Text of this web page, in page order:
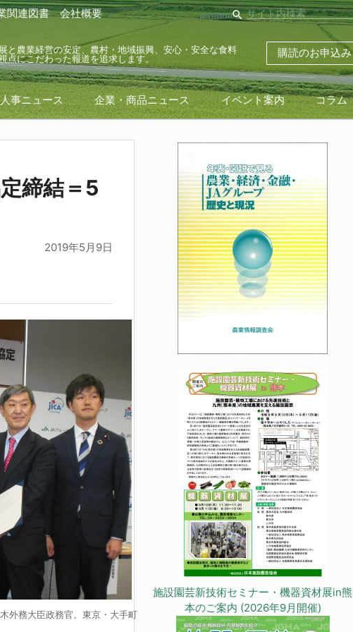
関連図書 会社概要 search
と農業経営の安定、農村・地域振興、安心・安全な食料
点にこだわった報道を追求します。
購読のお申込み
人事ニュース 企業・商品ニュース イベント案内 コラム
締結＝5
2019年5月9日
外務大臣政務官。東京・大手町
施設園芸新技術セミナー・機器資材展in熊
本のご案内 (2026年9月開催)